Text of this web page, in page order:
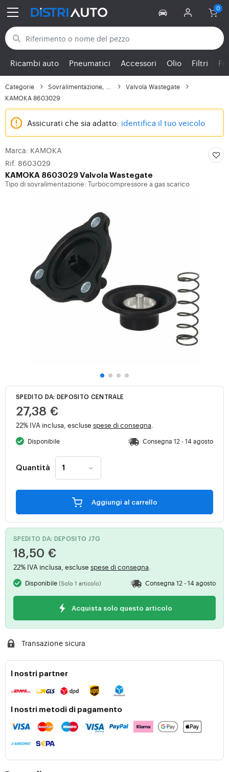
Torna alle categorie
Ricambi auto Pneumatici Accessori Olio Filtri
Categorie
Valvola Wastegate
KAMOKA 8603029
Assicurati che sia adatto: identifica il tuo veicolo
Marca: KAMOKA
Rif. 8603029
KAMOKA 8603029 Valvola Wastegate
Tipo di sovralimentazione: Turbocompressore a gas scarico
SPEDITO DA: DEPOSITO CENTRALE
27,38 €
22% IVA inclusa, escluse spese di consegna
Disponibile Consegna 12 - 14 agosto
Quantità
Aggiungi al carrello
SPEDITO DA: DEPOSITO J7G
18,50 €
22% IVA inclusa, escluse spese di consegna
Disponibile(Solo 1 articolo) Consegna 12 - 14 agosto
Acquista solo questo articolo
Transazione sicura
I nostri partner
I nostri metodi di pagamento